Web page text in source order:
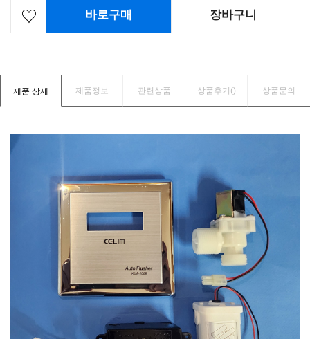
바로구매 장바구니
제품 상세 제품정보 관련상품 상품후기() 상품문의